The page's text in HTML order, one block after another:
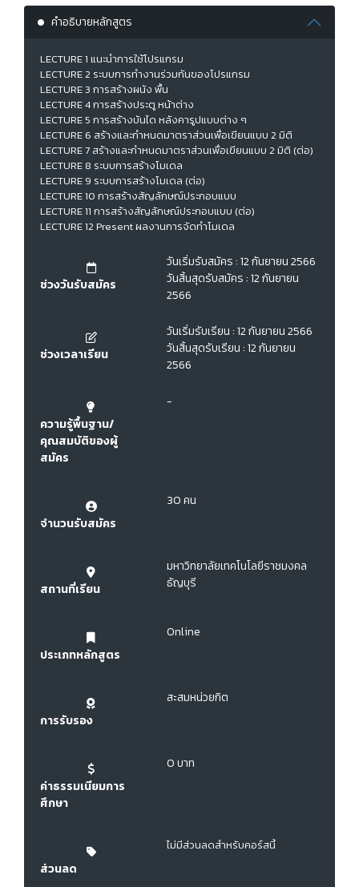
คำอธิบายหลักสูตร
LECTURE 1 แนะนำการใช้โปรแกรม
LECTURE 2 ระบบการทำงานร่วมกันของโปรแกรม
LECTURE 3 การสร้างผนัง พื้น
LECTURE 4 การสร้างประตู หน้าต่าง
LECTURE 5 การสร้างบันได หลังคารูปแบบต่าง ๆ
LECTURE 6 สร้างและกำหนดมาตราส่วนเพื่อเขียนแบบ 2 มิติ
LECTURE 7 สร้างและกำหนดมาตราส่วนเพื่อเขียนแบบ 2 มิติ (ต่อ)
LECTURE 8 ระบบการสร้างโมเดล
LECTURE 9 ระบบการสร้างโมเดล (ต่อ)
LECTURE 10 การสร้างสัญลักษณ์ประกอบแบบ
LECTURE 11 การสร้างสัญลักษณ์ประกอบแบบ (ต่อ)
LECTURE 12 Present ผลงานการจัดทำโมเดล
ช่วงวันรับสมัคร
วันเริ่มรับสมัคร : 12 กันยายน 2566
วันสิ้นสุดรับสมัคร : 12 กันยายน
2566
ช่วงเวลาเรียน
วันเริ่มรับเรียน : 12 กันยายน 2566
วันสิ้นสุดรับเรียน : 12 กันยายน
2566
ความรู้พื้นฐาน/
คุณสมบัติของผู้
สมัคร
-
จำนวนรับสมัคร
30 คน
สถานที่เรียน
มหาวิทยาลัยเทคโนโลยีราชมงคล
ธัญบุรี
ประเภทหลักสูตร
Online
การรับรอง
สะสมหน่วยกิต
ค่าธรรมเนียมการ
ศึกษา
0 บาท
ส่วนลด
ไม่มีส่วนลดสำหรับคอร์สนี้